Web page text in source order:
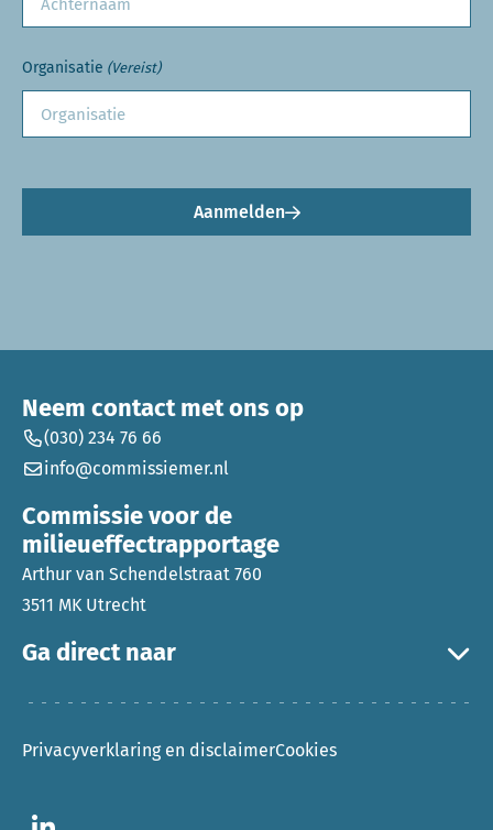
Organisatie (Vereist)
Aanmelden
Ga direct naar
Neem contact met ons op
(030) 234 76 66
info@commissiemer.nl
Commissie voor de
milieueffectrapportage
Arthur van Schendelstraat 760
3511 MK Utrecht
Privacyverklaring en disclaimerCookies